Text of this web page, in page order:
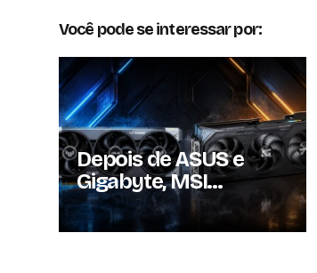
Você pode se interessar por:
Depois de ASUS e
Gigabyte, MSI
também reajusta
preços das GPUs em